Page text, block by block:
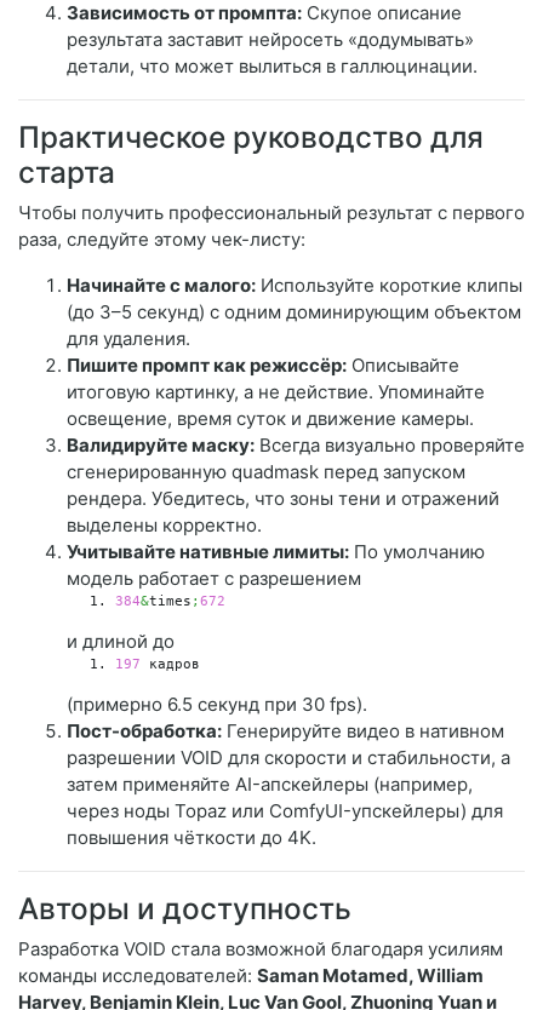
Зависимость от промпта: Скупое описание
результата заставит нейросеть «додумывать»
детали, что может вылиться в галлюцинации.
Практическое руководство для
старта
Чтобы получить профессиональный результат с первого
раза, следуйте этому чек-листу:
Начинайте с малого: Используйте короткие клипы
(до 3–5 секунд) с одним доминирующим объектом
для удаления.
Пишите промпт как режиссёр: Описывайте
итоговую картинку, а не действие. Упоминайте
освещение, время суток и движение камеры.
Валидируйте маску: Всегда визуально проверяйте
сгенерированную quadmask перед запуском
рендера. Убедитесь, что зоны тени и отражений
выделены корректно.
Учитывайте нативные лимиты: По умолчанию
модель работает с разрешением
384&times ; 672
и длиной до
197 кадров
(примерно 6.5 секунд при 30 fps).
Пост-обработка: Генерируйте видео в нативном
разрешении VOID для скорости и стабильности, а
затем применяйте AI-апскейлеры (например,
через ноды Topaz или ComfyUI-упскейлеры) для
повышения чёткости до 4K.
Авторы и доступность
Разработка VOID стала возможной благодаря усилиям
команды исследователей: Saman Motamed, William
Harvey, Benjamin Klein, Luc Van Gool, Zhuoning Yuan и